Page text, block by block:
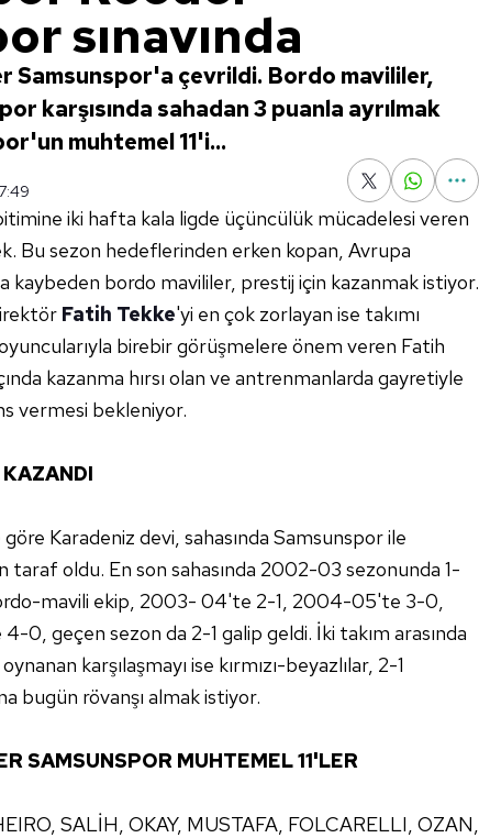
sınavında
Samsunspor'a çevrildi. Bordo mavililer,
karşısında sahadan 3 puanla ayrılmak
muhtemel 11'i...
iki hafta kala ligde üçüncülük mücadelesi veren
Bu sezon hedeflerinden erken kopan, Avrupa
kaybeden bordo mavililer, prestij için kazanmak istiyor.
Fatih Tekke'yi en çok zorlayan ise takımı
birebir görüşmelere önem veren Fatih
kazanma hırsı olan ve antrenmanlarda gayretiyle
vermesi bekleniyor.
Karadeniz devi, sahasında Samsunspor ile
taraf oldu. En son sahasında 2002-03 sezonunda 1-
mavili ekip, 2003- 04'te 2-1, 2004-05'te 3-0,
0, geçen sezon da 2-1 galip geldi. İki takım arasında
karşılaşmayı ise kırmızı-beyazlılar, 2-1
bugün rövanşı almak istiyor.
SAMSUNSPOR MUHTEMEL 11'LER
SALİH, OKAY, MUSTAFA, FOLCARELLI, OZAN,